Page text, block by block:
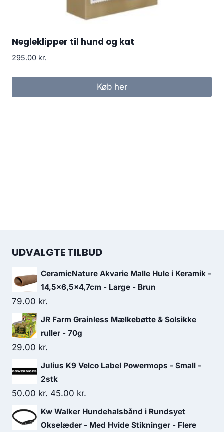
Negleklipper til hund og kat
295.00 kr.
Køb her
UDVALGTE TILBUD
CeramicNature Akvarie Malle Hule i Keramik -
14,5x6,5x4,7cm - Large - Brun
79.00 kr.
JR Farm Grainless Mælkebøtte & Solsikke
ruller - 70g
29.00 kr.
Julius K9 Velco Label Powermops - Small -
2stk
50.00kr. Den
oprindelige
pris
45.00 kr.
aktuelle
pris
Kw Walker Hundehalsbånd i Rundsyet
Okselæder - Med Hvide Stikninger - Flere